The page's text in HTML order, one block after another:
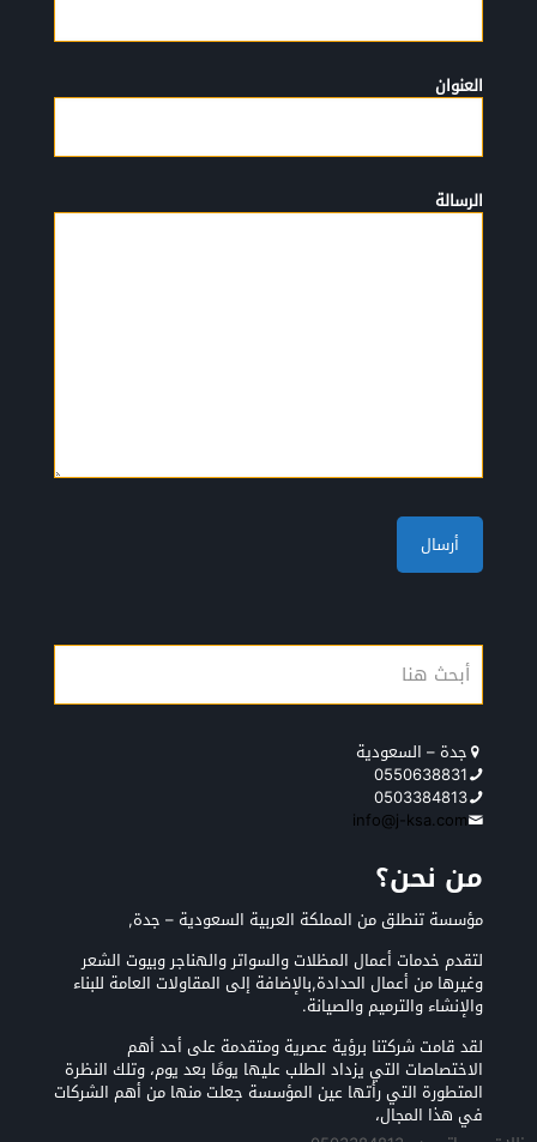
العنوان
الرسالة
جدة – السعودية
0550638831
0503384813
info@j-ksa.com
من نحن؟
مؤسسة تنطلق من المملكة العربية السعودية – جدة,
لتقدم خدمات أعمال المظلات والسواتر والهناجر وبيوت الشعر
وغيرها من أعمال الحدادة,بالإضافة إلى المقاولات العامة للبناء
والإنشاء والترميم والصيانة.
لقد قامت شركتنا برؤية عصرية ومتقدمة على أحد أهم
الاختصاصات التي يزداد الطلب عليها يومًا بعد يوم، وتلك النظرة
المتطورة التي رأتها عين المؤسسة جعلت منها من أهم الشركات
في هذا المجال،